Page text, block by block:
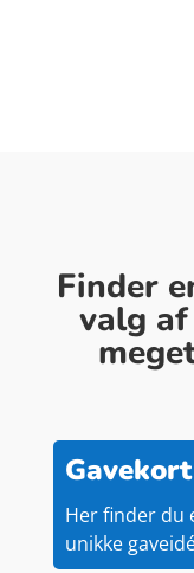
Finder
valg
Her finder du
unikke